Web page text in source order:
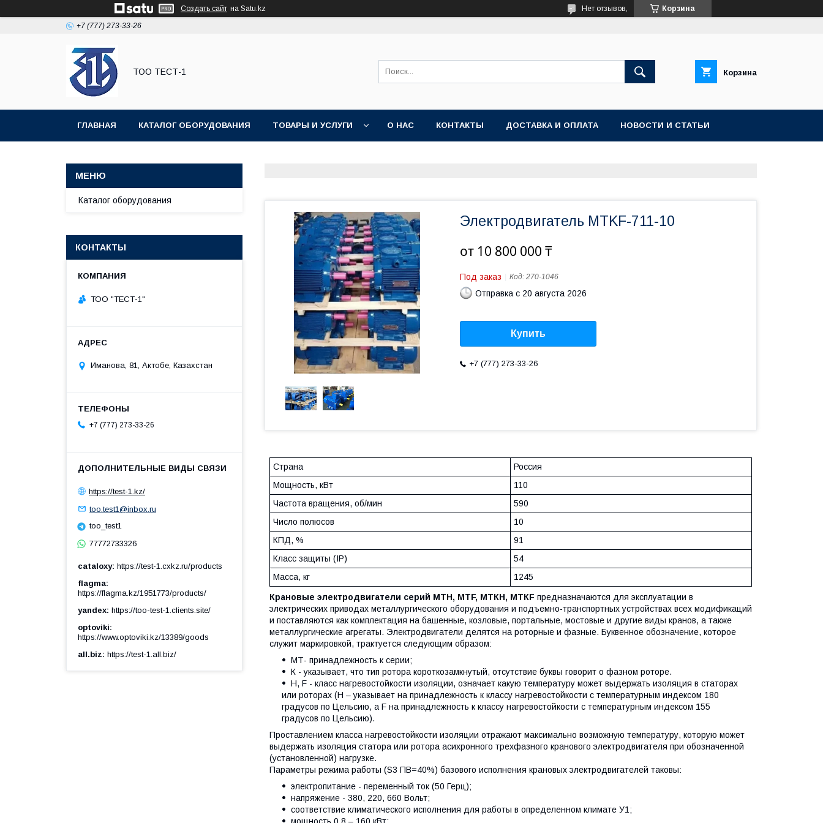
Создать сайт на Satu.kz Корзина
Нет отзывов,
+7 (777) 273-33-26
ТОО ТЕСТ-1 Корзина
ГЛАВНАЯ КАТАЛОГ ОБОРУДОВАНИЯ ТОВАРЫ И УСЛУГИ О НАС КОНТАКТЫ ДОСТАВКА И ОПЛАТА НОВОСТИ И СТАТЬИ
Электродвигатель MTKF-711-10
от 10 800 000 ₸
Под заказ Код: 270-1046
Отправка с 20 августа 2026
Купить
+7 (777) 273-33-26
Страна
Россия
Мощность, кВт
110
Частота вращения, об/мин
590
Число полюсов
10
КПД, %
91
Класс защиты (IP)
54
Масса, кг
1245
Крановые электродвигатели серий МТН, МТF, МТКН, МТКF предназначаются для эксплуатации в
электрических приводах металлургического оборудования и подъемно-транспортных устройствах всех модификаций
и поставляются как комплектация на башенные, козловые, портальные, мостовые и другие виды кранов, а также
металлургические агрегаты. Электродвигатели делятся на роторные и фазные. Буквенное обозначение, которое
служит маркировкой, трактуется следующим образом:
МТ- принадлежность к серии;
К - указывает, что тип ротора короткозамкнутый, отсутствие буквы говорит о фазном роторе.
Н, F - класс нагревостойкости изоляции, означает какую температуру может выдержать изоляция в статорах
или роторах (Н – указывает на принадлежность к классу нагревостойкости с температурным индексом 180
градусов по Цельсию, а F на принадлежность к классу нагревостойкости с температурным индексом 155
градусов по Цельсию).
Проставлением класса нагревостойкости изоляции отражают максимально возможную температуру, которую может
выдержать изоляция статора или ротора асихронного трехфазного кранового электродвигателя при обозначенной
(установленной) нагрузке.
Параметры режима работы (S3 ПВ=40%) базового исполнения крановых электродвигателей таковы:
электропитание - переменный ток (50 Герц);
напряжение - 380, 220, 660 Вольт;
соответствие климатического исполнения для работы в определенном климате У1;
Каталог оборудования
КОНТАКТЫ
ТОО "ТЕСТ-1"
Иманова, 81, Актобе, Казахстан
+7 (777) 273-33-26
https://test-1.kz/
too.test1@inbox.ru
too_test1
77772733326
cataloxy https://test-1.cxkz.ru/products
flagma
https://flagma.kz/1951773/products/
yandex https://too-test-1.clients.site/
optoviki
https://www.optoviki.kz/13389/goods
all.biz https://test-1.all.biz/